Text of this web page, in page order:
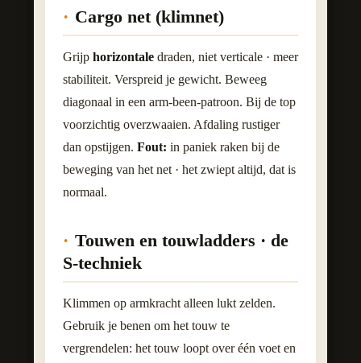
Cargo net (klimnet)
Grijp horizontale draden, niet verticale · meer
stabiliteit. Verspreid je gewicht. Beweeg
diagonaal in een arm-been-patroon. Bij de top
voorzichtig overzwaaien. Afdaling rustiger
dan opstijgen. Fout: in paniek raken bij de
beweging van het net · het zwiept altijd, dat is
normaal.
Touwen en touwladders · de
S-techniek
Klimmen op armkracht alleen lukt zelden.
Gebruik je benen om het touw te
vergrendelen: het touw loopt over één voet en